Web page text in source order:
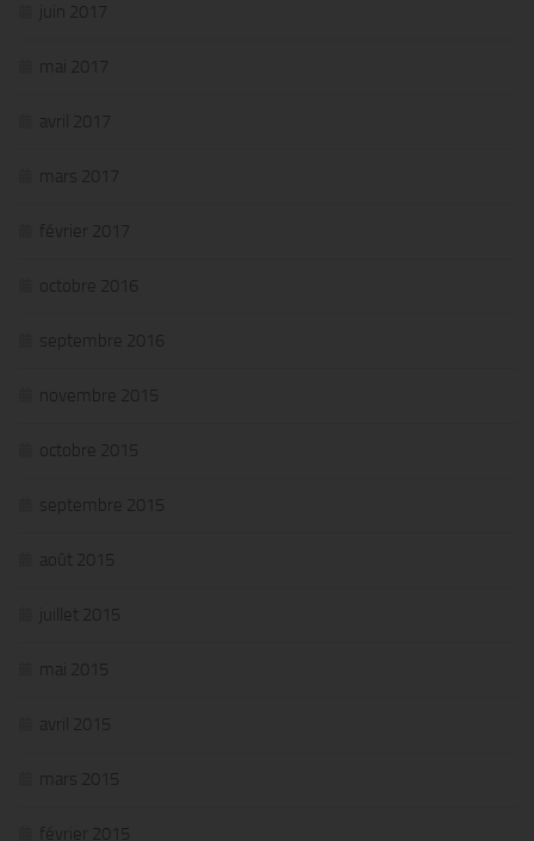
juin 2017
mai 2017
avril 2017
mars 2017
février 2017
octobre 2016
septembre 2016
novembre 2015
octobre 2015
septembre 2015
août 2015
juillet 2015
mai 2015
avril 2015
mars 2015
février 2015